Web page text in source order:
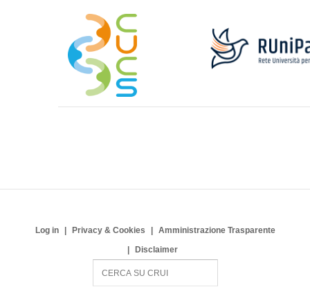
Log in Privacy & Cookies
Amministrazione Trasparente
Disclaimer